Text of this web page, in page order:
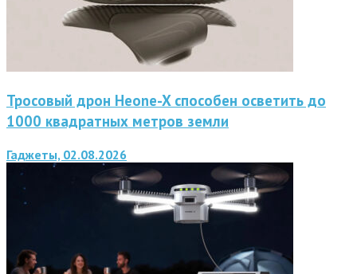
Тросовый дрон Heone-X способен осветить до
1000 квадратных метров земли
Гаджеты, 02.08.2026